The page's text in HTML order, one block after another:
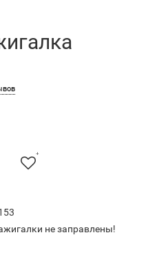
не заправлены!